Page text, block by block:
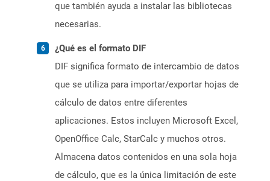
que también ayuda a instalar las bibliotecas
necesarias.
¿Qué es el formato DIF
DIF significa formato de intercambio de datos
que se utiliza para importar/exportar hojas de
cálculo de datos entre diferentes
aplicaciones. Estos incluyen Microsoft Excel,
OpenOffice Calc, StarCalc y muchos otros.
Almacena datos contenidos en una sola hoja
de cálculo, que es la única limitación de este